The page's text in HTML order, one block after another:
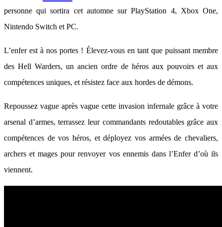
personne qui sortira cet automne sur PlayStation 4, Xbox One,
Nintendo Switch et PC.
L’enfer est à nos portes ! Élevez-vous en tant que puissant membre
des Hell Warders, un ancien ordre de héros aux pouvoirs et aux
compétences uniques, et résistez face aux hordes de démons.
Repoussez vague après vague cette invasion infernale grâce à votre
arsenal d’armes, terrassez leur commandants redoutables grâce aux
compétences de vos héros, et déployez vos armées de chevaliers,
archers et mages pour renvoyer vos ennemis dans l’Enfer d’où ils
viennent.